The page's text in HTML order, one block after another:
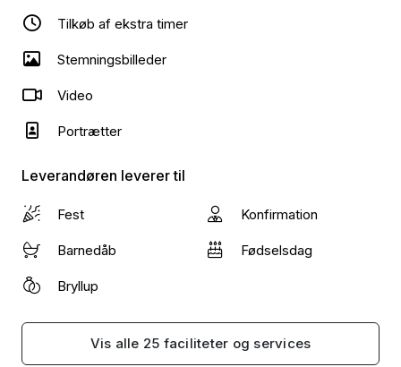
hvis du har spørgsmål.
Vi glæder os til at skabe noget særligt sammen.
Tilkøb af ekstra timer
Stemningsbilleder
Video
Portrætter
Leverandøren leverer til
Fest Konfirmation
Barnedåb Fødselsdag
Bryllup
Vis alle 25 faciliteter og services